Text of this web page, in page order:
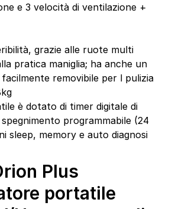
e 3 velocità di ventilazione +
grazie alle ruote multi
pratica maniglia; ha anche un
facilmente removibile per l pulizia
è dotato di timer digitale di
programmabile (24
sleep, memory e auto diagnosi
Plus
portatile